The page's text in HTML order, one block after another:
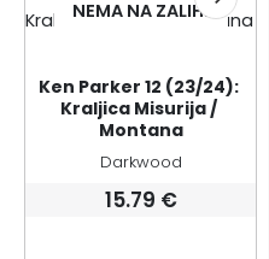
NEMA NA ZALIHI
Ken Parker 12 (23/24):
Kraljica Misurija /
Montana
Darkwood
15.79 €